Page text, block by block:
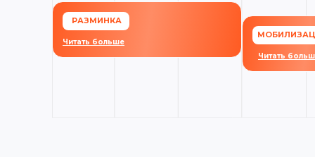
РАЗМИНКА
Читать больше
Читать